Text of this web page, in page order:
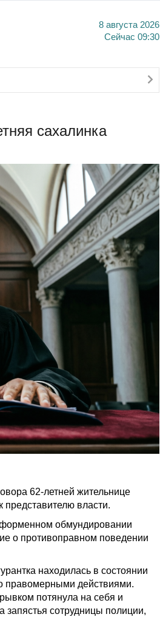
8 августа 2026
Сейчас 09:30
сахалинка
62-летней жительнице
власти.
форменном обмундировании
о противоправном поведении
находилась в состоянии
правомерными действиями.
потянула на себя и
запястья сотрудницы полиции,